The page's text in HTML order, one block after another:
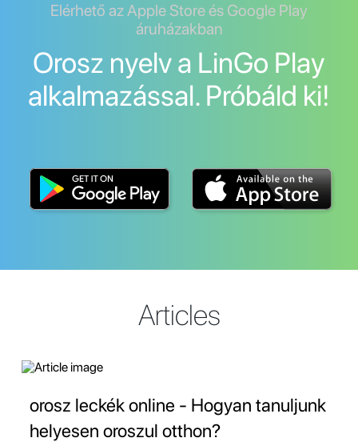
Elérhető az Apple Store és Google Play
áruházakban
Orosz nyelv a LinGo Play
alkalmazással. Próbáld ki!
Articles
orosz leckék online - Hogyan tanuljunk
helyesen oroszul otthon?